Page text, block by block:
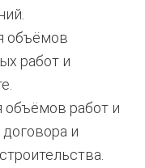
объёмов
работ и
объёмов работ и
и